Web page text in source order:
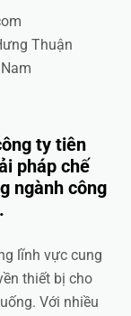
Thuận
ty tiên
pháp chế
ngành công
lĩnh vực cung
thiết bị cho
Với nhiều